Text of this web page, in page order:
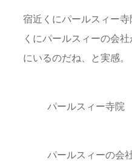
宿近くにパールスィー
くにパールスィーの会
にいるのだね、と実感。
パールスィー寺院
パールスィーの会